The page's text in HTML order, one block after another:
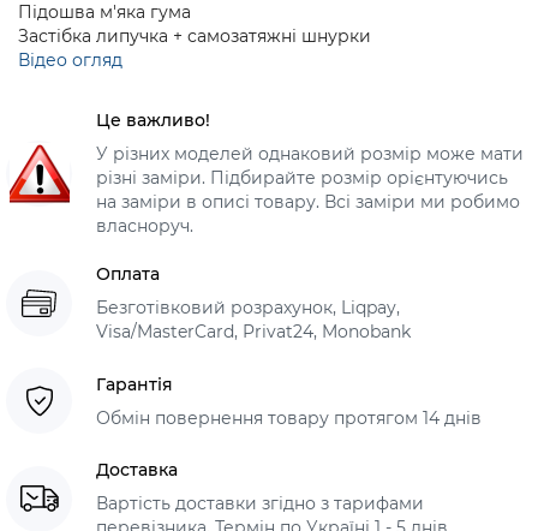
Підошва м'яка гума
Застібка липучка + самозатяжні шнурки
Відео огляд
Це важливо!
У різних моделей однаковий розмір може мати
різні заміри. Підбирайте розмір орієнтуючись
на заміри в описі товару. Всі заміри ми робимо
власноруч.
Оплата
Безготівковий розрахунок, Liqpay,
Visa/MasterCard, Privat24, Monobank
Гарантія
Обмін повернення товару протягом 14 днів
Доставка
Вартість доставки згідно з тарифами